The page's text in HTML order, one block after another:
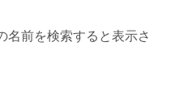
名前を検索すると表示さ